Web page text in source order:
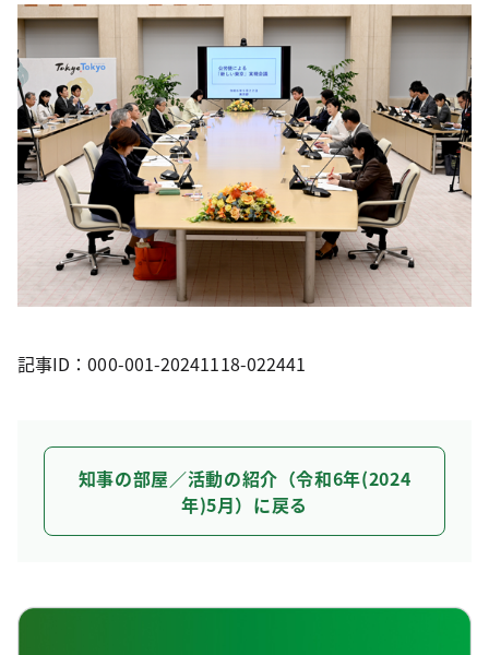
記事ID：000-001-20241118-022441
知事の部屋／活動の紹介（令和6年(2024
年)5月）に戻る